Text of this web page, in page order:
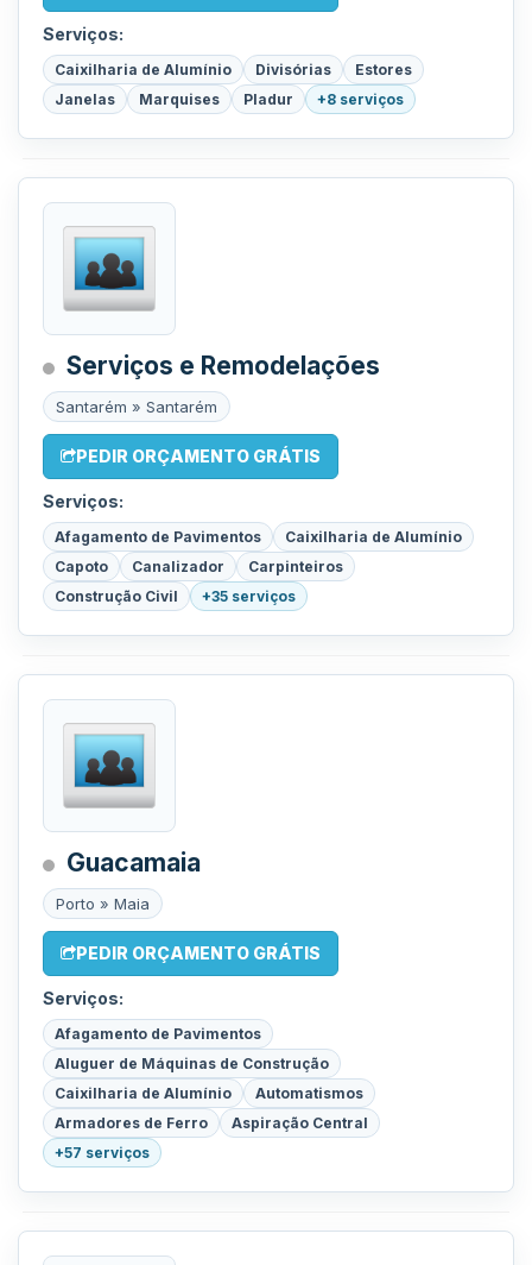
Serviços:
Caixilharia de Alumínio Divisórias
Estores
Janelas
Marquises Pladur +8 serviços
Serviços e Remodelações
Santarém » Santarém
PEDIR ORÇAMENTO GRÁTIS
Serviços:
Afagamento de Pavimentos
Caixilharia de Alumínio
Capoto
Canalizador
Carpinteiros
Construção Civil
+35 serviços
Guacamaia
Porto » Maia
PEDIR ORÇAMENTO GRÁTIS
Serviços:
Afagamento de Pavimentos
Aluguer de Máquinas de Construção
Caixilharia de Alumínio
Automatismos
Armadores de Ferro
Aspiração Central
+57 serviços